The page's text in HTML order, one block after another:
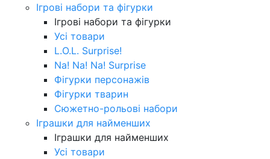
Ігрові набори та фігурки
Ігрові набори та фігурки
Усі товари
L.O.L. Surprise!
Na! Na! Na! Surprise
Фігурки персонажів
Фігурки тварин
Сюжетно-рольові набори
Іграшки для найменших
Іграшки для найменших
Усі товари